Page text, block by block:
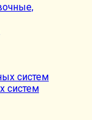
систем